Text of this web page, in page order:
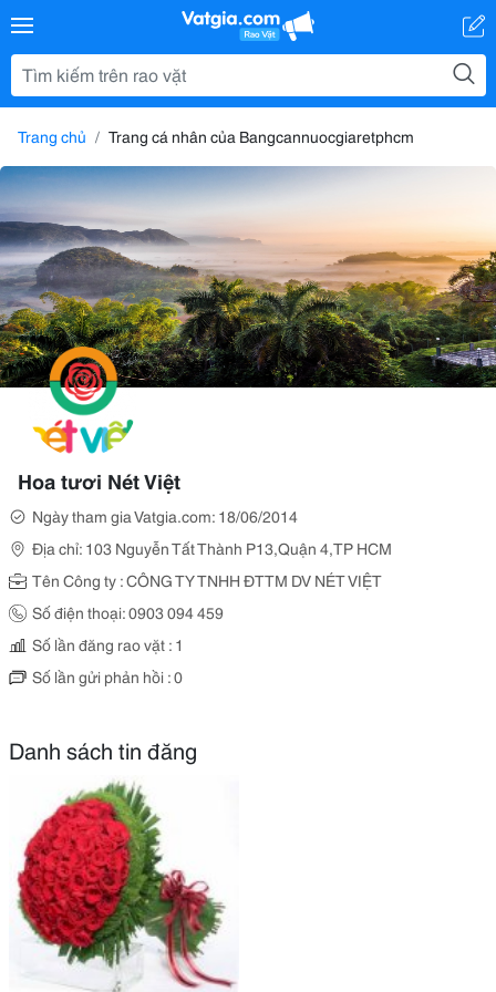
Trang chủ Trang cá nhân của Bangcannuocgiaretphcm
Hoa tươi Nét Việt
Ngày tham gia Vatgia.com: 18/06/2014
Địa chỉ: 103 Nguyễn Tất Thành P13,Quận 4,TP HCM
Tên Công ty : CÔNG TY TNHH ĐTTM DV NÉT VIỆT
Số điện thoại: 0903 094 459
Số lần đăng rao vặt : 1
Số lần gửi phản hồi : 0
Danh sách tin đăng